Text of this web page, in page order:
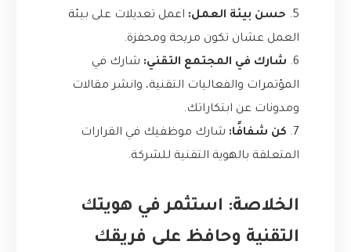
5.
حسن بيئة العمل: اعمل تعديلات على بيئة
العمل عشان تكون مريحة ومحفزة.
6. شارك في المجتمع التقني: شارك في
المؤتمرات والفعاليات التقنية، وانشر مقالات
ومدونات عن ابتكاراتك.
7.
كن شفافًا: شارك موظفيك في القرارات
المتعلقة بالهوية التقنية للشركة.
الخلاصة: استثمر في هويتك
التقنية وحافظ على فريقك